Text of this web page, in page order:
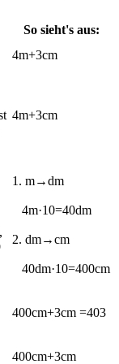
So sieht's aus:
4m+3cm
4m+3cm
1. m→dm
4m·10=40dm
2. dm→cm
40dm·10=400cm
400cm+3cm =403
400cm+3cm